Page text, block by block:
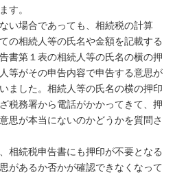
す。
い場合であっても、相続税の計算
の相続人等の氏名や金額を記載する
書第１表の相続人等の氏名の横の押
等がその申告内容で申告する意思が
ました。相続人等の氏名の横の押印
税務署から電話がかかってきて、押
思が本当にないのかどうかを質問さ
相続税申告書にも押印が不要となる
があるか否かが確認できなくなって